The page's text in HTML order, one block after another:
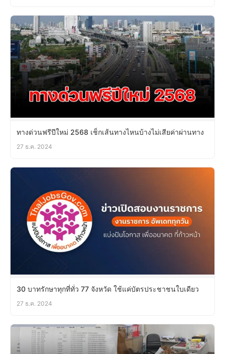
ทางด่วนฟรีปีใหม่ 2568 เช็กเส้นทางไหนบ้างไม่เสียค่าผ่านทาง
27 ธ.ค. 2024
30 บาทรักษาทุกที่ทั่ว 77 จังหวัด ใช้แค่บัตรประชาชนใบเดียว
27 ธ.ค. 2024